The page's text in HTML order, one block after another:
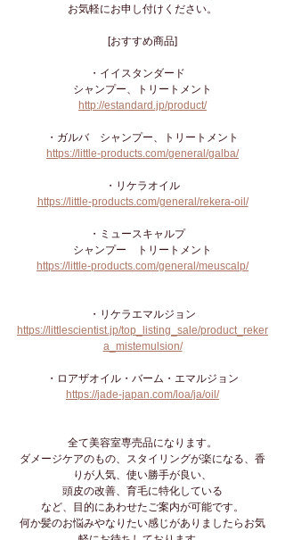
お気軽にお申し付けください。
[おすすめ商品]
・イイスタンダード
シャンプー、トリートメント
http://estandard.jp/product/
・ガルバ　シャンプー、トリートメント
https://little-products.com/general/galba/
・リケラオイル
https://little-products.com/general/rekera-oil/
・ミュースキャルプ
シャンプー　トリートメント
https://little-products.com/general/meuscalp/
・リケラエマルジョン
https://littlescientist.jp/top_listing_sale/product_reker
a_mistemulsion/
・ロアザオイル・バーム・エマルジョン
https://jade-japan.com/loa/ja/oil/
全て美容室専売品になります。
ダメージケアのもの、スタイリングが楽になる、香
りが人気、使い勝手が良い、
頭皮の改善、育毛に特化している
など、目的にあわせたご案内が可能です。
何か髪のお悩みやなりたい感じがありましたらお気